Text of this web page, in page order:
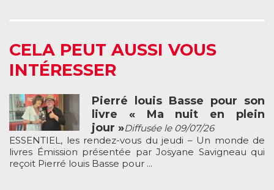
CELA PEUT AUSSI VOUS
INTÉRESSER
Pierré louis Basse pour son
livre « Ma nuit en plein
jour »Diffusée le 09/07/26
ESSENTIEL, les rendez-vous du jeudi – Un monde de
livres Émission présentée par Josyane Savigneau qui
reçoit Pierré louis Basse pour ...